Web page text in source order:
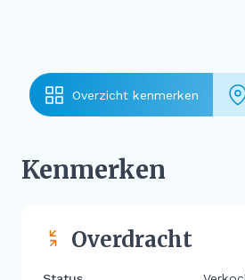
Overzicht kenmerken
Kenmerken
Overdracht